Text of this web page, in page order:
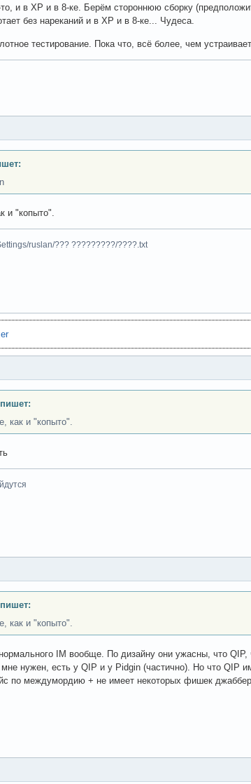
то, и в ХР и в 8-ке. Берём стороннюю сборку
без нареканий и в ХР и в 8-ке... Чудеса.
тестирование. Пока что, всё более, чем
и "копыто".
ruslan/??? ?????????/????.txt
как и "копыто".
как и "копыто".
IM вообще. По дизайну они ужасны, что
нужен, есть у QIP и у Pidgin (частично). Но что QIP
по междумордию + не имеет некоторых фишек